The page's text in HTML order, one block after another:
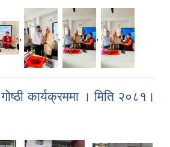
, , ,
कार्यक्रममा । मिति २०८१।